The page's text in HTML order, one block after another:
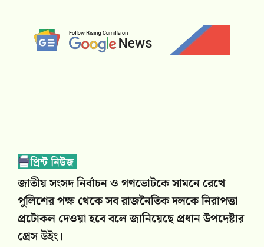
জাতীয় সংসদ নির্বাচন ও গণভোটকে সামনে রেখে
পুলিশের পক্ষ থেকে সব রাজনৈতিক দলকে নিরাপত্তা
প্রটোকল দেওয়া হবে বলে জানিয়েছে প্রধান উপদেষ্টার
প্রেস উইং।